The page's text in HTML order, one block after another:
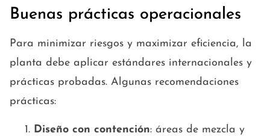
Buenas prácticas operacionales
Para minimizar riesgos y maximizar eficiencia, la
planta debe aplicar estándares internacionales y
prácticas probadas. Algunas recomendaciones
prácticas:
Diseño con contención: áreas de mezcla y